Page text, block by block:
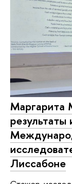
Маргарита
Лиссабоне